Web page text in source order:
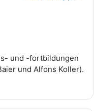
und -fortbildungen
und Alfons Koller).